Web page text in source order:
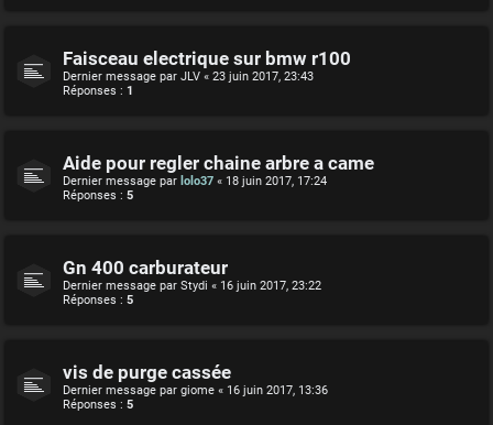
Faisceau electrique sur bmw r100
Dernier message par JLV « 23 juin 2017, 23:43
Réponses : 1
Aide pour regler chaine arbre a came
Dernier message par lolo37 « 18 juin 2017, 17:24
Réponses : 5
Gn 400 carburateur
Dernier message par Stydi « 16 juin 2017, 23:22
Réponses : 5
vis de purge cassée
Dernier message par giome « 16 juin 2017, 13:36
Réponses : 5